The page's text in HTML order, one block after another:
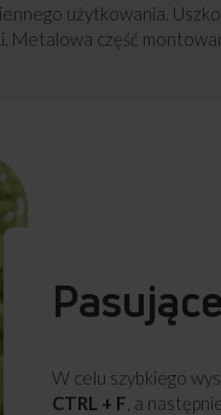
użytkowania.
Metalowa część
W celu szybkiego
CTRL + F , a